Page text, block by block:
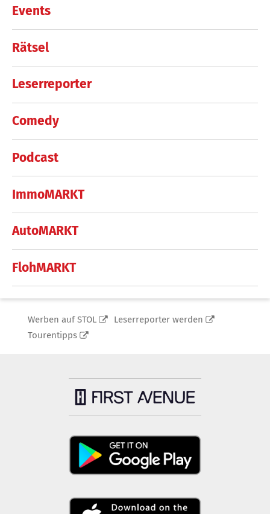
Events
Rätsel
Leserreporter
Comedy
Podcast
ImmoMARKT
AutoMARKT
FlohMARKT
Werben auf STOL
Leserreporter werden
Tourentipps